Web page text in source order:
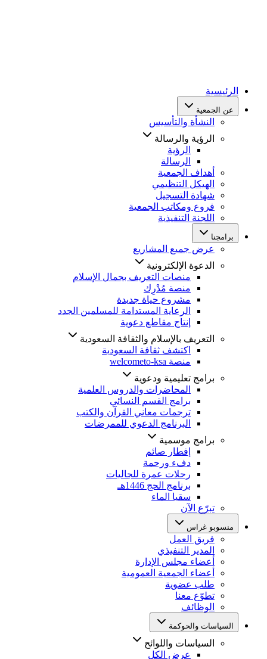
الرئيسية
عن الجمعية
النشأة والتأسيس
الرؤية والرسالة
الرؤية
الرسالة
أهداف الجمعية
الهيكل التنظيمي
شهادة التسجيل
فروع ومكاتب الجمعية
اللجنة التنفيذية
برامجنا
عرض جميع المشاريع
الدعوة الإلكترونية
منصات التعريف بجمال الإسلام
منصة مُدْرِك
مشروع حياة جديدة
الرعاية المستدامة للمسلمين الجدد
إنتاج مقاطع دعوية
التعريف بالإسلام والثقافة السعودية
اكتشف ثقافة السعودية
منصة welcometo-ksa
برامج تعليمية ودعوية
المحاضرات والدروس العلمية
برامج القسم النسائي
ترجمات معاني القرآن والكتب
البرنامج الدعوي للممرضات
برامج موسمية
إفطار صائم
دفء ورحمة
رحلات عمرة للجاليات
برنامج الحج 1446هـ
سقيا الماء
تبرّع الآن
منسوبو غراس
فريق العمل
المدير التنفيذي
أعضاء مجلس الإدارة
أعضاء الجمعية العمومية
طلب عضوية
تطوّع معنا
الوظائف
السياسات والحوكمة
السياسات واللوائح
عرض الكل